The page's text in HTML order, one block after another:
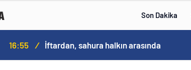
Son Dakika
16:55 / İftardan, sahura halkın arasında